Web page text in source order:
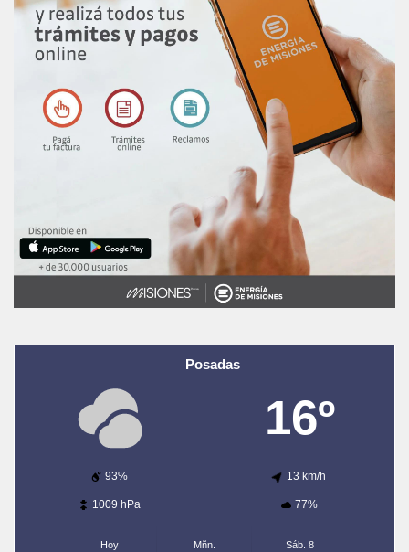
Posadas
16º
93% 13 km/h
1009 hPa 77%
Hoy Mñn. Sáb. 8